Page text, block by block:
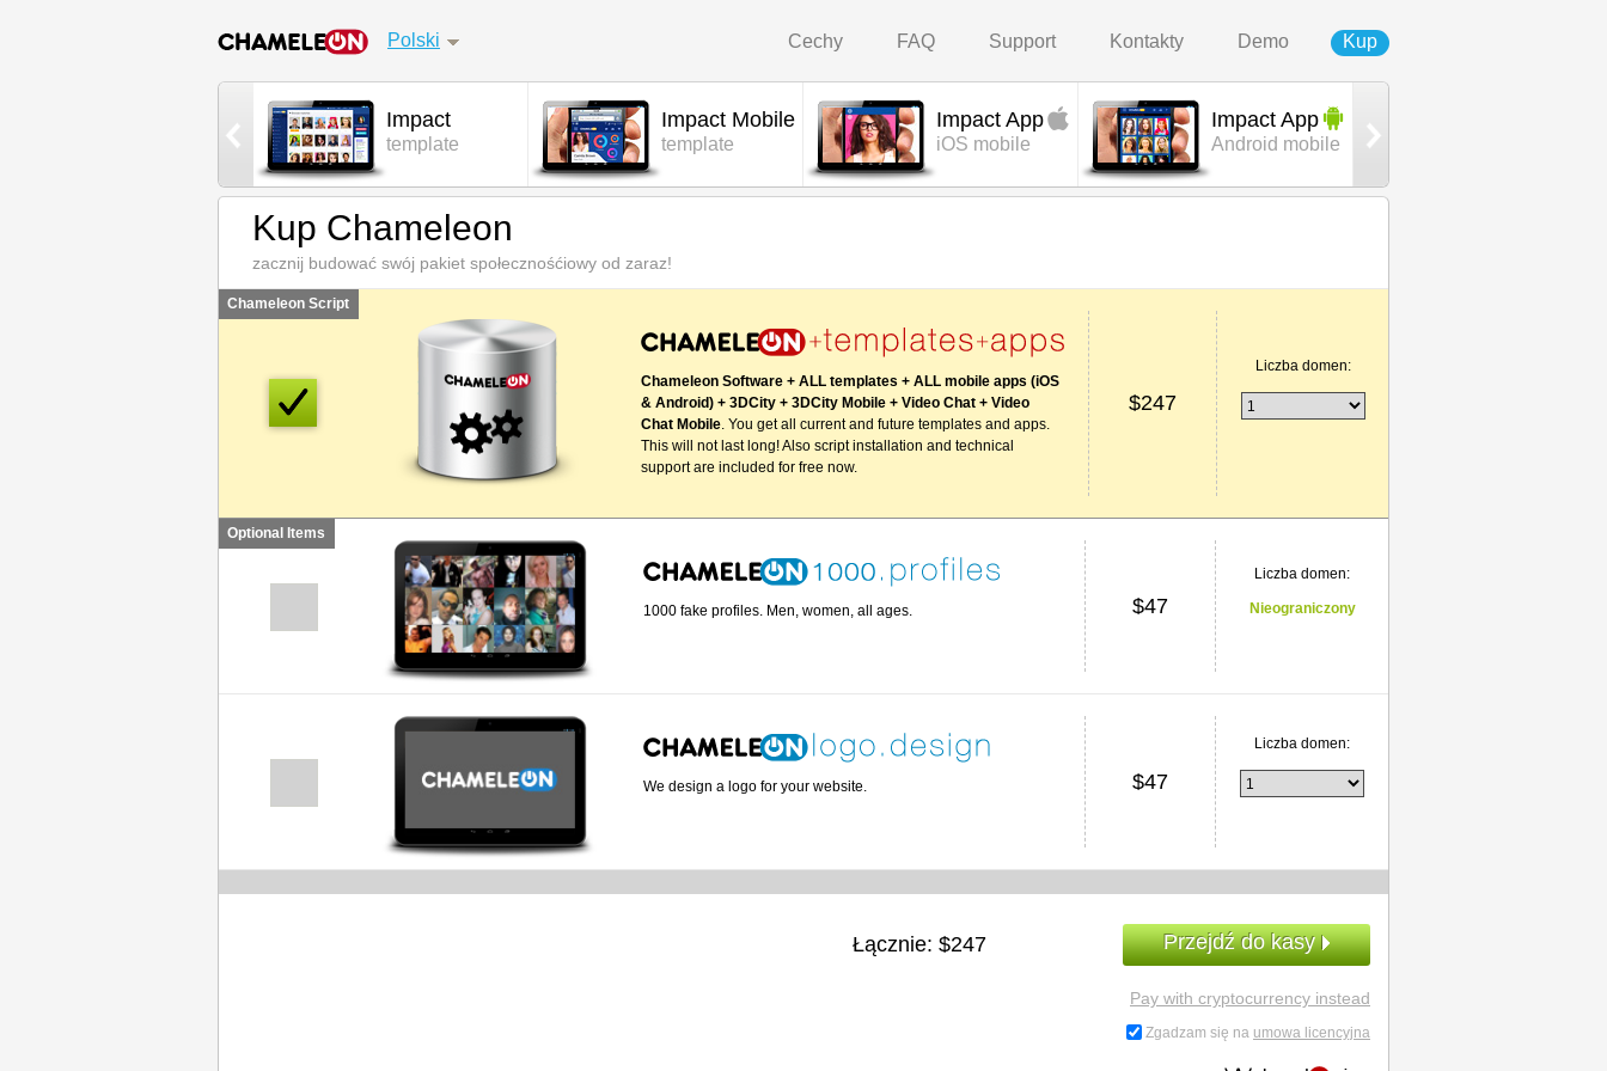
Polski Cechy FAQ Support Kontakty Demo Kup
Impact
template
Impact Mobile
template
Impact App
iOS mobile
Impact App
Android mobile
Kup Chameleon
zacznij budować swój pakiet społecznośćiowy od zaraz!
Chameleon Script
Chameleon Software + ALL templates + ALL mobile apps (iOS
& Android) + 3DCity + 3DCity Mobile + Video Chat + Video
Chat Mobile. You get all current and future templates and apps.
This will not last long! Also script installation and technical
support are included for free now.
$247
Liczba domen:
Optional Items
1000 fake profiles. Men, women, all ages. $47
Liczba domen:
Nieograniczony
We design a logo for your website. $47
Liczba domen:
Łącznie: $247 Przejdź do kasy
Pay with cryptocurrency instead
Zgadzam się na umowa licencyjna